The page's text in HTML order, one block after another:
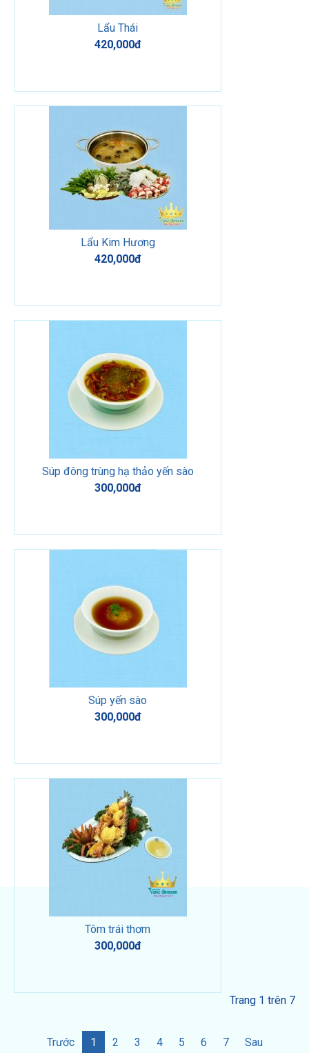
Lẩu Thái
420,000đ
Lẩu Kim Hương
420,000đ
Súp đông trùng hạ thảo yến sào
300,000đ
Súp yến sào
300,000đ
Tôm trái thơm
300,000đ
Trang 1 trên 7
Trước 1 2 3 4 5 6 7 Sau